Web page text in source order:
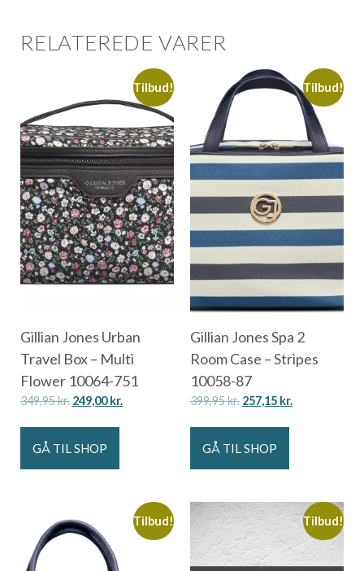
RELATEREDE VARER
Tilbud!
Gillian Jones Urban
Travel Box – Multi
Flower 10064-751
349,95kr. 249,00kr.
GÅ TIL SHOP
Tilbud!
Gillian Jones Spa 2
Room Case – Stripes
10058-87
399,95kr. 257,15 kr.
GÅ TIL SHOP
Tilbud! Tilbud!